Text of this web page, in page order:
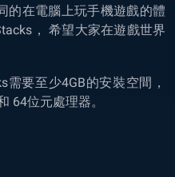
的在電腦上玩手機遊戲的體
， 希望大家在遊戲世界
要至少4GB的安裝空間，
64位元處理器。